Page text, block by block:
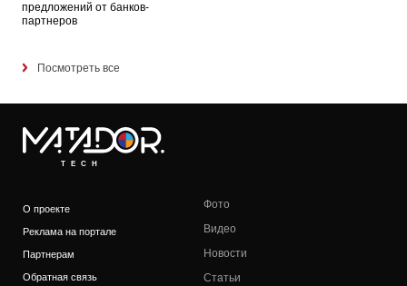
предложений от банков-
партнеров
Посмотреть все
TECH
О проекте
Реклама на портале
Партнерам
Обратная связь
Фото
Видео
Новости
Статьи